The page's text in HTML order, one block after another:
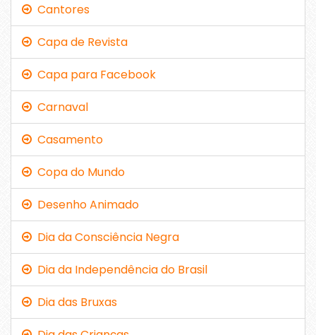
Cantores
Capa de Revista
Capa para Facebook
Carnaval
Casamento
Copa do Mundo
Desenho Animado
Dia da Consciência Negra
Dia da Independência do Brasil
Dia das Bruxas